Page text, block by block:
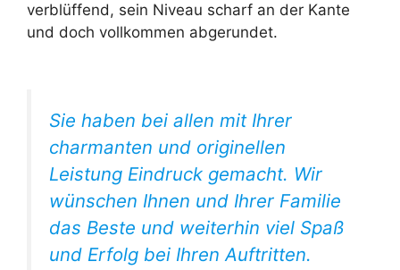
verblüffend, sein Niveau scharf an der Kante
und doch vollkommen abgerundet.
Sie haben bei allen mit Ihrer
charmanten und originellen
Leistung Eindruck gemacht. Wir
wünschen Ihnen und Ihrer Familie
das Beste und weiterhin viel Spaß
und Erfolg bei Ihren Auftritten.